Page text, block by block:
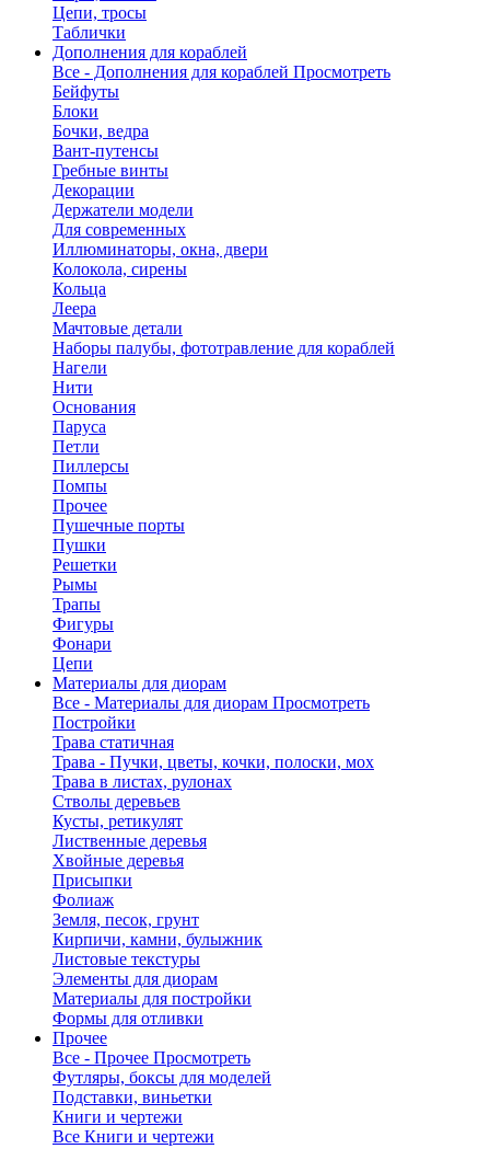
Цепи, тросы
Таблички
Дополнения для кораблей
Все - Дополнения для кораблей Просмотреть
Бейфуты
Блоки
Бочки, ведра
Вант-путенсы
Гребные винты
Декорации
Держатели модели
Для современных
Иллюминаторы, окна, двери
Колокола, сирены
Кольца
Леера
Мачтовые детали
Наборы палубы, фототравление для кораблей
Нагели
Нити
Основания
Паруса
Петли
Пиллерсы
Помпы
Прочее
Пушечные порты
Пушки
Решетки
Рымы
Трапы
Фигуры
Фонари
Цепи
Материалы для диорам
Все - Материалы для диорам Просмотреть
Постройки
Трава статичная
Трава - Пучки, цветы, кочки, полоски, мох
Трава в листах, рулонах
Стволы деревьев
Кусты, ретикулят
Лиственные деревья
Хвойные деревья
Присыпки
Фолиаж
Земля, песок, грунт
Кирпичи, камни, булыжник
Листовые текстуры
Элементы для диорам
Материалы для постройки
Формы для отливки
Прочее
Все - Прочее Просмотреть
Футляры, боксы для моделей
Подставки, виньетки
Книги и чертежи
Все Книги и чертежи